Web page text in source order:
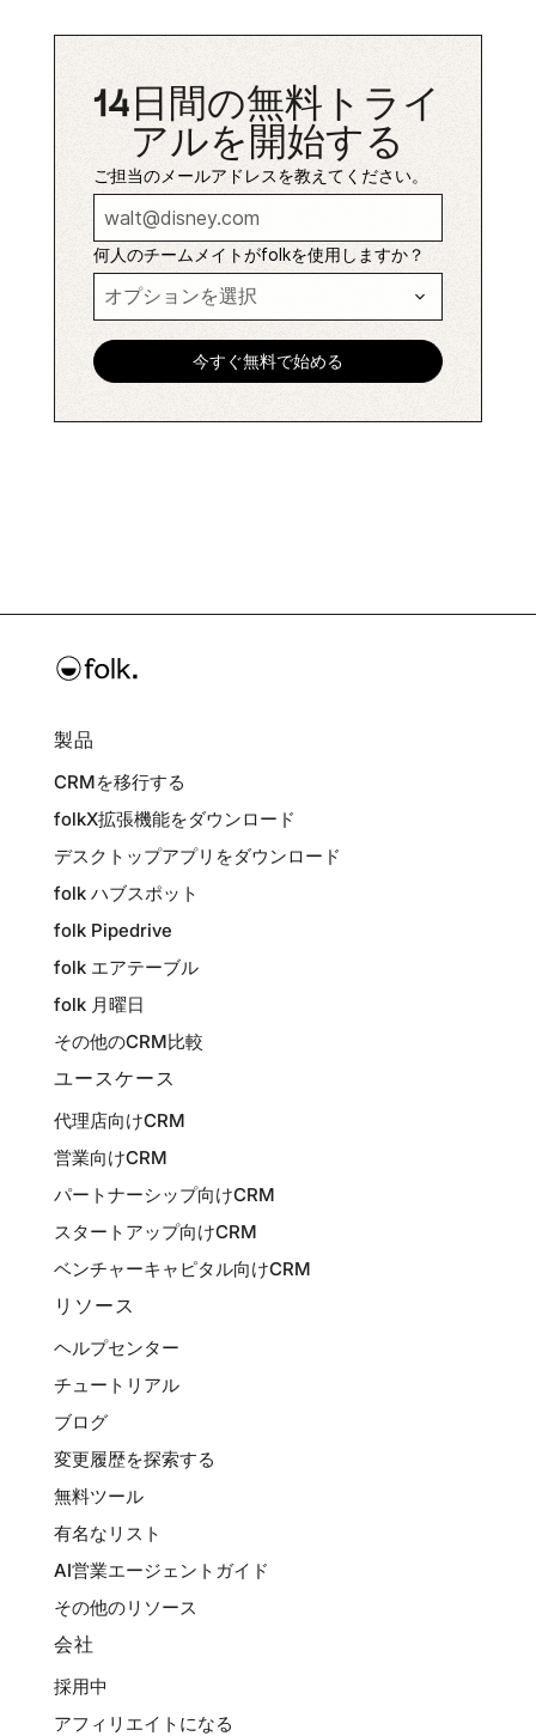
14日間の無料トライ
アルを開始する
ご担当のメールアドレスを教えてください。
何人のチームメイトがfolkを使用しますか？
製品
CRMを移行する
folkX拡張機能をダウンロード
デスクトップアプリをダウンロード
folk ハブスポット
folk Pipedrive
folk エアテーブル
folk 月曜日
その他のCRM比較
ユースケース
代理店向けCRM
営業向けCRM
パートナーシップ向けCRM
スタートアップ向けCRM
ベンチャーキャピタル向けCRM
リソース
ヘルプセンター
チュートリアル
ブログ
変更履歴を探索する
無料ツール
有名なリスト
AI営業エージェントガイド
その他のリソース
会社
採用中
アフィリエイトになる